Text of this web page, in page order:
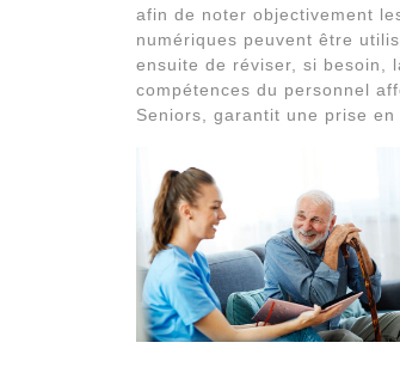
afin de noter objectivement
numériques peuvent être
ensuite de réviser, si besoin,
compétences du personnel
Seniors, garantit une prise